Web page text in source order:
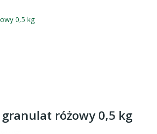
0,5 kg
różowy 0,5 kg